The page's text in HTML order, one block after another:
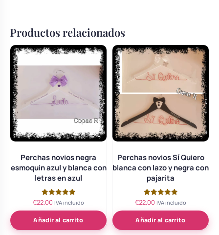
Productos relacionados
Perchas novios negra
esmoquin azul y blanca con
letras en azul
Valorado
con
5.00
de 5
€22.00 IVA incluido
Añadir al carrito
Perchas novios Sí Quiero
blanca con lazo y negra con
pajarita
Valorado
con
5.00
de 5
€22.00 IVA incluido
Añadir al carrito